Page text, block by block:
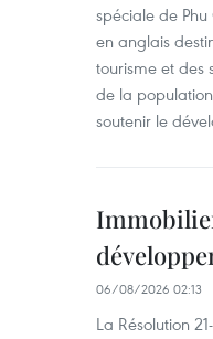
spéciale de
en anglais
tourisme et des
de la
soutenir le
06/08/2026 02:13
La Résolution